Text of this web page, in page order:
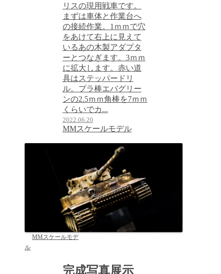
リスの現用戦車です。
まずは車体と作業台へ
の接続作業。1ｍｍで穴
をあけて右上に見えて
いるあの木製アダプタ
ーとつなぎます。3ｍｍ
に拡大します。赤い道
具はステッパードリ
ル。プラ棒エバグリー
ンの2.5ｍｍ角棒を7ｍｍ
くらいでカ...
2022.06.20
MMスケールモデル
MMスケールモデ
ル
完成写真展示